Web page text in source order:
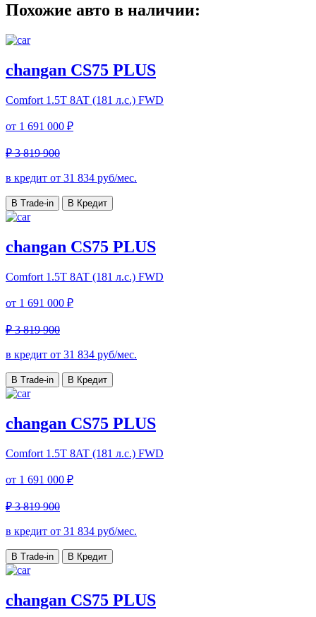
Похожие авто в наличии:
changan CS75 PLUS
Comfort 1.5T 8AT (181 л.с.) FWD
от 1 691 000 ₽
₽ 3 819 900
в кредит от 31 834 руб/мес.
В Trade-in В Кредит
changan CS75 PLUS
Comfort 1.5T 8AT (181 л.с.) FWD
от 1 691 000 ₽
₽ 3 819 900
в кредит от 31 834 руб/мес.
В Trade-in В Кредит
changan CS75 PLUS
Comfort 1.5T 8AT (181 л.с.) FWD
от 1 691 000 ₽
₽ 3 819 900
в кредит от 31 834 руб/мес.
В Trade-in В Кредит
changan CS75 PLUS